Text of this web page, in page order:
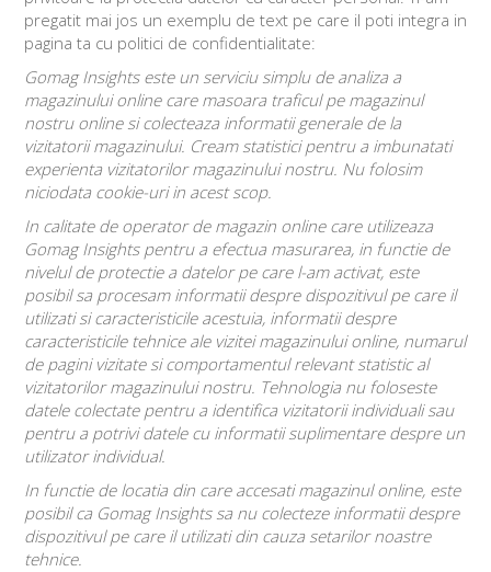
pregatit mai jos un exemplu de text pe care il poti integra in
pagina ta cu politici de confidentialitate:
Gomag Insights este un serviciu simplu de analiza a
magazinului online care masoara traficul pe magazinul
nostru online si colecteaza informatii generale de la
vizitatorii magazinului. Cream statistici pentru a imbunatati
experienta vizitatorilor magazinului nostru. Nu folosim
niciodata cookie-uri in acest scop.
In calitate de operator de magazin online care utilizeaza
Gomag Insights pentru a efectua masurarea, in functie de
nivelul de protectie a datelor pe care l-am activat, este
posibil sa procesam informatii despre dispozitivul pe care il
utilizati si caracteristicile acestuia, informatii despre
caracteristicile tehnice ale vizitei magazinului online, numarul
de pagini vizitate si comportamentul relevant statistic al
vizitatorilor magazinului nostru. Tehnologia nu foloseste
datele colectate pentru a identifica vizitatorii individuali sau
pentru a potrivi datele cu informatii suplimentare despre un
utilizator individual.
In functie de locatia din care accesati magazinul online, este
posibil ca Gomag Insights sa nu colecteze informatii despre
dispozitivul pe care il utilizati din cauza setarilor noastre
tehnice.